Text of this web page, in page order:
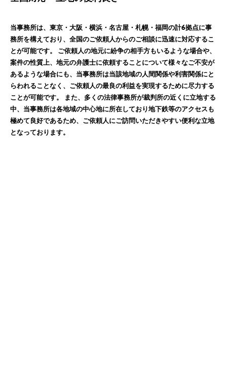
当事務所は、東京・大阪・横浜・名古屋・札幌・福岡の計6拠点に事
務所を構えており、全国のご依頼人からのご相談に迅速に対応するこ
とが可能です。 ご依頼人の地元に紛争の相手方もいるような場合や、
案件の性質上、地元の弁護士に依頼することについて様々なご不安が
あるような場合にも、当事務所は当該地域の人間関係や利害関係にと
らわれることなく、ご依頼人の最良の利益を実現するために尽力する
ことが可能です。 また、多くの法律事務所が裁判所の近くに立地する
中、当事務所は各地域の中心地に所在しており地下鉄等のアクセスも
極めて良好であるため、ご依頼人にご訪問いただきやすい便利な立地
となっております。